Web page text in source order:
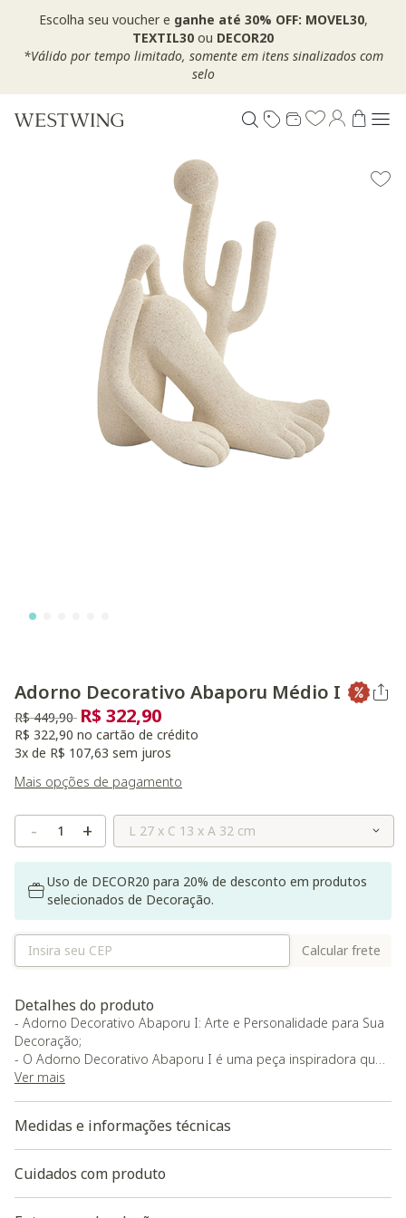
Escolha seu voucher e ganhe até 30% OFF: MOVEL30,
TEXTIL30 ou DECOR20
*Válido por tempo limitado, somente em itens sinalizados com
selo
Adorno Decorativo Abaporu Médio I
Preço reduzido de
R$ 449,90 para
R$ 322,90
R$ 322,90 no cartão de crédito
3x de R$ 107,63 sem juros
Mais opções de pagamento
- + Selecione o Tamanho
Uso de DECOR20 para 20% de desconto em produtos
selecionados de Decoração.
Calcular frete
Detalhes do produto
- Adorno Decorativo Abaporu I: Arte e Personalidade para Sua
Decoração;
- O Adorno Decorativo Abaporu I é uma peça inspiradora que
leva arte, cultura e sofisticação para dentro da sua casa. Com
por sua originalidade.;
- Pronto para uso, o produto é entregue montado e pode ser
posicionado sobre aparadores, prateleiras, estantes ou mesas
de centro, elevando a composição do ambiente com detalhes
decorativos autênticos.;
Ver mais
Medidas e informações técnicas
Cuidados com produto